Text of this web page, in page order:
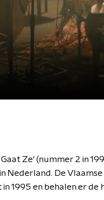
Gaat Ze’ (nummer 2 in
Nederland. De
in 1995 en behalen er